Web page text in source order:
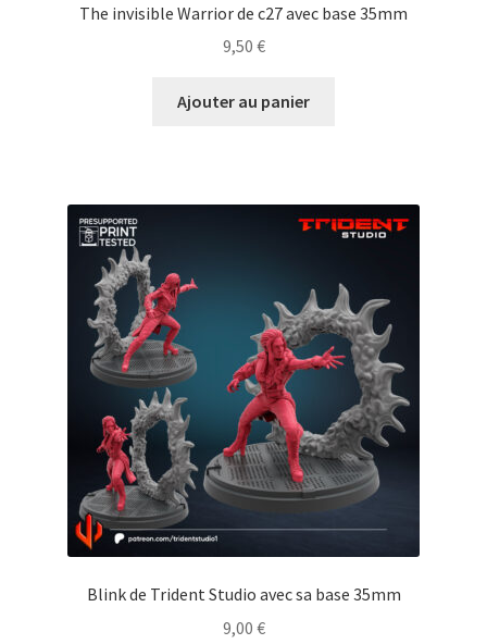
The invisible Warrior de c27 avec base 35mm
9,50 €
Ajouter au panier
Blink de Trident Studio avec sa base 35mm
9,00 €